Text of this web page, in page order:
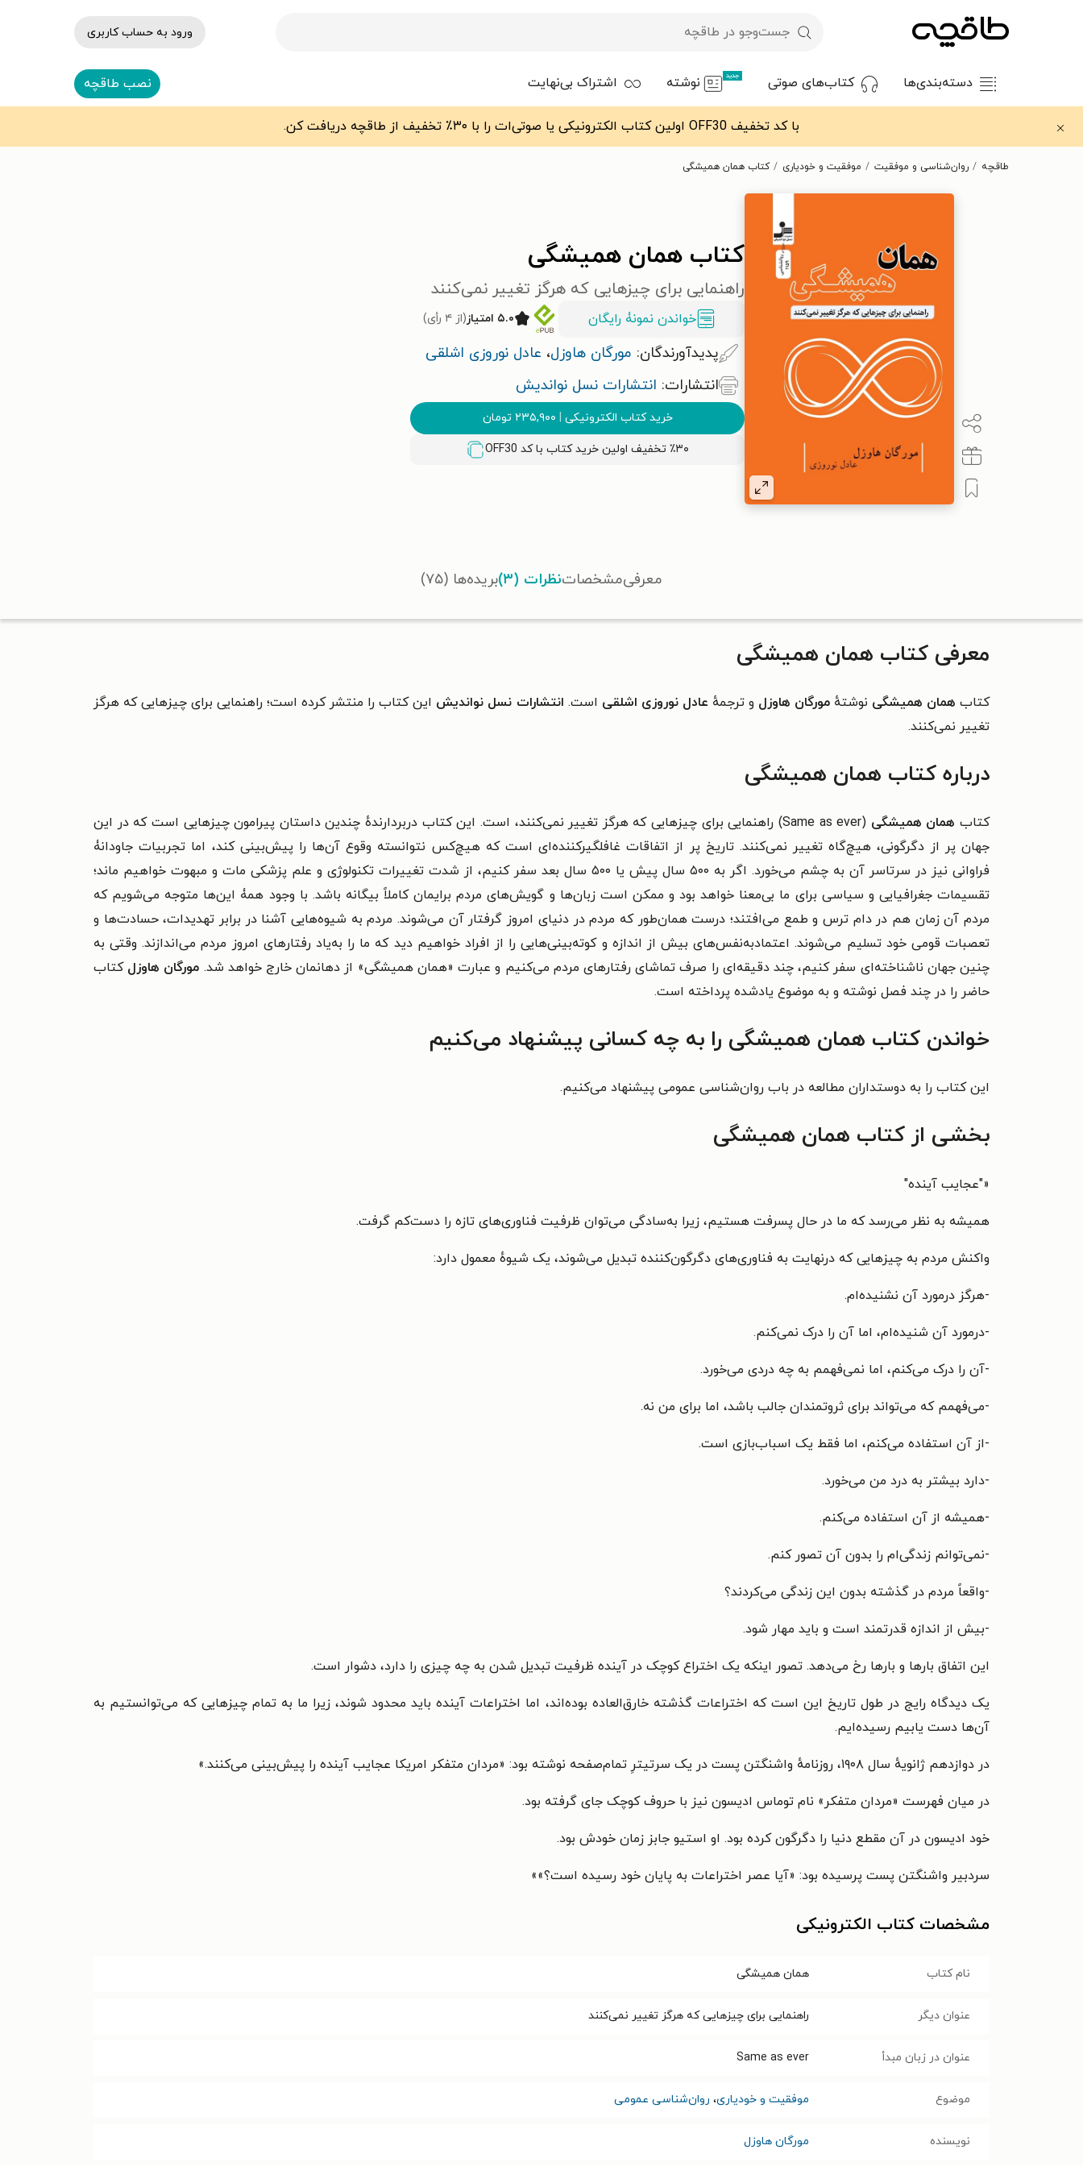
ورود به حساب کاربری
دسته‌بندی‌ها کتاب‌های صوتی جدید نوشته اشتراک بی‌نهایت نصب طاقچه
با کد تخفیف OFF30 اولین کتاب الکترونیکی یا صوتی‌ات را با ۳۰٪ تخفیف از طاقچه دریافت کن.
طاقچه روان‌شناسی و موفقیت موفقیت و خودیاری کتاب همان همیشگی
کتاب همان همیشگی
راهنمایی برای چیزهایی که هرگز تغییر نمی‌کنند
خواندن نمونۀ رایگان ۵.۰ امتیاز (از ۴ رأی)
پدیدآورندگان: مورگان هاوزل، عادل نوروزی اشلقی
انتشارات: انتشارات نسل نواندیش
خرید کتاب الکترونیکی ۲۳۵,۹۰۰ تومان
٪۳۰ تخفیف اولین خرید کتاب با کد OFF30
معرفیمشخصاتنظرات (۳) بریده‌ها (۷۵)
معرفی کتاب همان همیشگی
کتاب همان همیشگی نوشتهٔمورگان هاوزل و ترجمهٔ عادل نوروزی اشلقی است. انتشارات نسل نواندیش این کتاب را منتشر کرده است؛ راهنمایی برای چیزهایی که هرگز
تغییر نمی‌کنند.
درباره کتاب همان همیشگی
کتاب همان همیشگی (Same as ever) راهنمایی برای چیزهایی که هرگز تغییر نمی‌کنند، است. این کتاب
دربردارندهٔ چندین داستان‌ پیرامون چیزهایی است که در این
جهان پر از دگرگونی، هیچ‌گاه تغییر نمی‌کنند.تاریخ پر از اتفاقات غافلگیرکننده‌ای است که هیچ‌کس نتوانسته وقوع آن‌ها را پیش‌بینی کند، اما تجربیات جاودانۀ
فراوانی نیز در سرتاسر آن به چشم می‌خورد.
اگر به ۵۰۰ سال پیش یا ۵۰۰ سال بعد سفر کنیم، از شدت تغییرات تکنولوژی و علم پزشکی مات و مبهوت خواهیم ماند؛
تقسیمات جغرافیایی و سیاسی برای ما بی‌معنا خواهد بود و ممکن است زبان‌ها و گویش‌های مردم برایمان کاملاً بیگانه باشد. با وجود همۀ این‌ها متوجه می‌شویم که
مردم آن زمان هم در دام ترس و طمع می‌افتند؛ درست همان‌طور که مردم در دنیای امروز گرفتار آن می‌شوند. مردم به شیوه‌هایی آشنا در برابر تهدیدات، حسادت‌ها و
تعصبات قومی خود تسلیم می‌شوند. اعتمادبه‌نفس‌های بیش‌ از اندازه و کوته‌بینی‌هایی را از افراد خواهیم دید که ما را به‌یاد رفتارهای امروز مردم می‌اندازند. وقتی به
چنین جهان ناشناخته‌ای سفر کنیم، چند دقیقه‌ای را صرف تماشای رفتارهای مردم می‌کنیم و عبارت «همان همیشگی» از دهانمان خارج خواهد شد. مورگان هاوزل کتاب
حاضر را در چند فصل نوشته و به موضوع یادشده پرداخته است.
خواندن کتاب همان همیشگی را به چه کسانی پیشنهاد می‌کنیم
این کتاب را به دوستداران مطالعه در باب روان‌شناسی عمومی پیشنهاد می‌کنیم.
بخشی از کتاب همان همیشگی
«"عجایب آینده"
همیشه به نظر می‌رسد که ما در حال پسرفت هستیم، زیرا به‌سادگی می‌توان ظرفیت فناوری‌های تازه را دست‌کم گرفت.
واکنش مردم به چیزهایی که درنهایت به فناوری‌های دگرگون‌کننده تبدیل می‌شوند، یک شیوهٔ معمول دارد:
-هرگز درمورد آن نشنیده‌ام.
-درمورد آن شنیده‌ام، اما آن را درک نمی‌کنم.
-آن را درک می‌کنم، اما نمی‌فهمم به چه دردی می‌خورد.
-می‌فهمم که می‌تواند برای ثروتمندان جالب باشد، اما برای من نه.
-از آن استفاده می‌کنم، اما فقط یک اسباب‌بازی است.
-دارد بیشتر به درد من می‌خورد.
-همیشه از آن استفاده می‌کنم.
-نمی‌توانم زندگی‌ام را بدون آن تصور کنم.
-واقعاً مردم در گذشته بدون این زندگی می‌کردند؟
-بیش از اندازه قدرتمند است و باید مهار شود.
این اتفاق بارها و بارها رخ می‌دهد. تصور اینکه یک اختراع کوچک در آینده ظرفیت تبدیل شدن به چه چیزی را دارد، دشوار است.
یک دیدگاه رایج در طول تاریخ این است که اختراعات گذشته خارق‌العاده بوده‌اند، اما اختراعات آینده باید محدود شوند، زیرا ما به تمام چیزهایی که می‌توانستیم به
آن‌ها دست یابیم رسیده‌ایم.
در دوازدهم ژانویهٔ سال ۱۹۰۸، روزنامهٔ واشنگتن پست در یک سرتیترِ تمام‌صفحه نوشته بود: «مردان متفکر امریکا عجایب آینده را پیش‌بینی می‌کنند.»
در میان فهرست «مردان متفکر» نام توماس ادیسون نیز با حروف کوچک جای گرفته بود.
خود ادیسون در آن مقطع دنیا را دگرگون کرده بود. او استیو جابز زمان خودش بود.
سردبیر واشنگتن پست پرسیده بود: «آیا عصر اختراعات به پایان خود رسیده است؟»»
مشخصات کتاب الکترونیکی
نام کتاب همان همیشگی
عنوان دیگر راهنمایی برای چیزهایی که هرگز تغییر نمی‌کنند
عنوان در زبان مبدأ Same as ever
موضوع موفقیت و خودیاری، روان‌شناسی عمومی
نویسنده مورگان هاوزل